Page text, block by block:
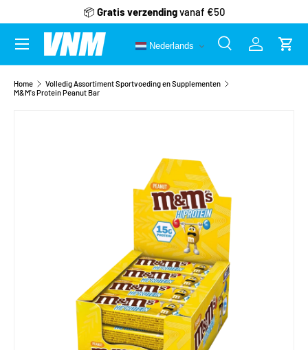
Ga naar inhoud
📦 Gratis verzendingvanaf €50
Zoeken
ZoekenInloggen
Nederlands
Menu
Home
Volledig Assortiment Sportvoeding en Supplementen
M&M's Protein Peanut Bar